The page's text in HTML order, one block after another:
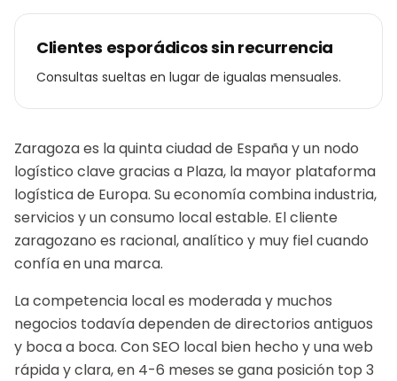
Clientes esporádicos sin recurrencia
Consultas sueltas en lugar de igualas mensuales.
Zaragoza es la quinta ciudad de España y un nodo
logístico clave gracias a Plaza, la mayor plataforma
logística de Europa. Su economía combina industria,
servicios y un consumo local estable. El cliente
zaragozano es racional, analítico y muy fiel cuando
confía en una marca.
La competencia local es moderada y muchos
negocios todavía dependen de directorios antiguos
y boca a boca. Con SEO local bien hecho y una web
rápida y clara, en 4-6 meses se gana posición top 3